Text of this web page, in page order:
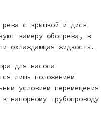
с крышкой и диск
камеру обогрева, в
охлаждающая жидкость.
для насоса
лишь положением
условием перемещения
напорному трубопроводу